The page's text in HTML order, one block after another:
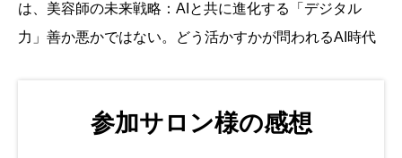
は、美容師の未来戦略：AIと共に進化する「デジタル
力」善か悪かではない。どう活かすかが問われるAI時代
参加サロン様の感想